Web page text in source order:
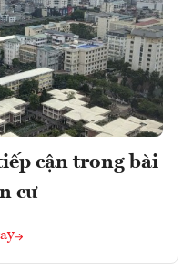
cận trong bài
cư